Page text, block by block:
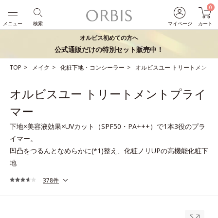
マイページ
0
カート
検索
メニュー
オルビス初めての方へ
公式通販だけの特別セット販売中！
TOP メイク 化粧下地・コンシーラー オルビスユー トリートメント
オルビスユー トリートメントプライ
マー
下地×美容液効果×UVカット（SPF50・PA+++）で1本3役のプラ
イマー。
凹凸をつるんとなめらかに(*1)整え、化粧ノリUPの高機能化粧下
地
378件